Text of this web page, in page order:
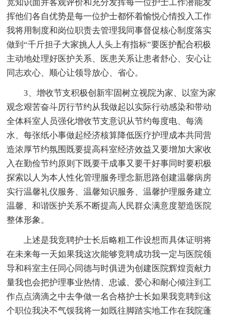
宽知识面并客观评价和充分发挥每一位护士工作潜能发
挥他们各自优势是每一位护士都怀着愉悦心情投入工作
我将用制度和岗位职责去管理我同事督促核心制度落实
做到“千斤担子大家挑人人头上有指标”要医护配合积极
主动地处理好医护关系、医患关系让患者舒心、安心让
同志欢心、顺心让领导放心、省心。
3、增收节支积极创新牢固树立视院为家、以室为家
观念艰苦奋斗厉行节约从我做起以实际行动感染和带动
全体科室人员强化增收节支意识从节约每度电、每滴
水、每张纸小事做起经济核算降低医疗护理成本共同营
造浓厚节约氛围既要提高科室经济效益又要增加大家收
入在勤俭节约原则下既要干成事又要干好事同时要积极
探索以人为本人性化管理服务理念新思路创建温馨病房
实行温馨礼仪服务、温馨知识服务、温馨护理服务建立
温馨、和谐医护关系不断提高人民群众满意度塑造医院
整体形象。
上述是我竞聘护士长后略粗工作设想而具体证明将
在未来每一天如果我这次能够竞聘成功我一定与医院领
导和科室主任同心同德与时俱进为创建医院辉煌贡献力
量我也会把护理事业热情、忠诚、爱心和耐心倾注到工
作点点滴滴之中去争做一名合格护士长如果我竞聘到这
个职位我决不气馁我将一如既往脚踏实地工作在我院蓬